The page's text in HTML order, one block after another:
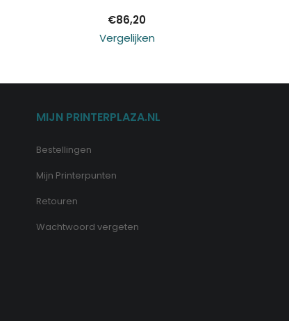
€86,20
Vergelijken
MIJN PRINTERPLAZA.NL
Bestellingen
Mijn Printerpunten
Retouren
Wachtwoord vergeten